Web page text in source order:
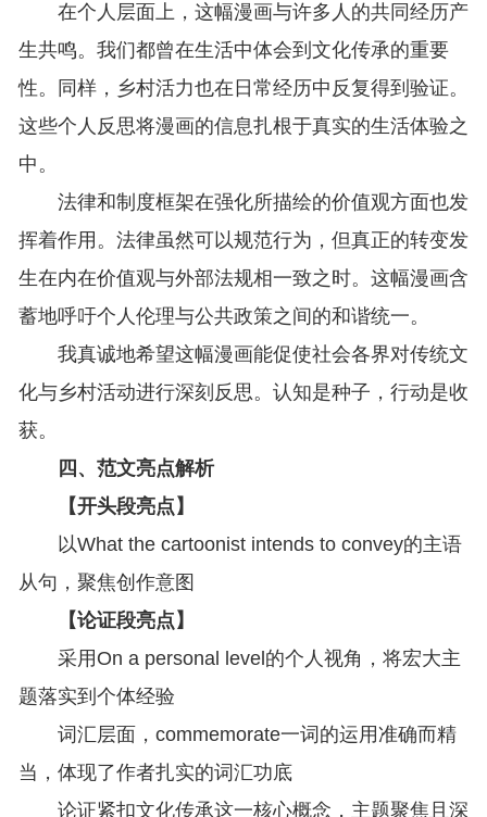
在个人层面上，这幅漫画与许多人的共同经历产
生共鸣。我们都曾在生活中体会到文化传承的重要
性。同样，乡村活力也在日常经历中反复得到验证。
这些个人反思将漫画的信息扎根于真实的生活体验之
中。
法律和制度框架在强化所描绘的价值观方面也发
挥着作用。法律虽然可以规范行为，但真正的转变发
生在内在价值观与外部法规相一致之时。这幅漫画含
蓄地呼吁个人伦理与公共政策之间的和谐统一。
我真诚地希望这幅漫画能促使社会各界对传统文
化与乡村活动进行深刻反思。认知是种子，行动是收
获。
四、范文亮点解析
【开头段亮点】
以What the cartoonist intends to convey的主语
从句，聚焦创作意图
【论证段亮点】
采用On a personal level的个人视角，将宏大主
题落实到个体经验
词汇层面，commemorate一词的运用准确而精
当，体现了作者扎实的词汇功底
论证紧扣文化传承这一核心概念，主题聚焦且深